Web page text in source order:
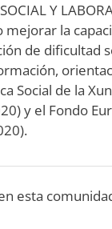
Y
mejorar la
de dificultad
Social de la
y el Fondo
esta